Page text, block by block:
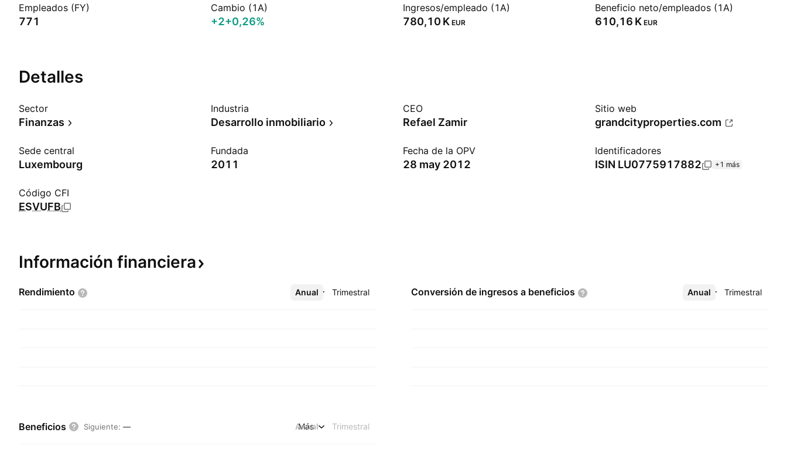
Empleados (FY)
771
Cambio (1A)
+2+0,26%
Ingresos/empleado (1A)
‪780,10 K‬ EUR
Beneficio neto/empleados (1A)
‪610,16 K‬ EUR
Detalles
Sector
Finanzas
Industria
Desarrollo inmobiliario
CEO
Refael Zamir
Sitio web
grandcityproperties.com
Sede central
Luxembourg
Fundada
2011
Fecha de la OPV
28 may 2012
Identificadores
ISIN LU0775917882 +1 más
Código CFI
ESVUFB
Información financiera
Rendimiento Anual Trimestral
Más Conversión de ingresos a beneficios Anual Trimestral
Más
Beneficios Siguiente: — Anual Trimestral
Más